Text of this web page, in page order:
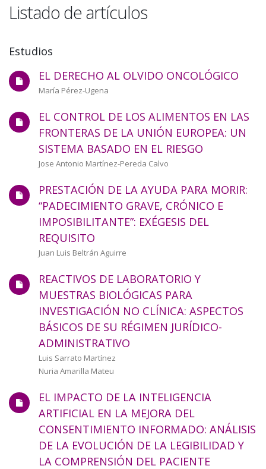
Listado de artículos
Estudios
Estudio EL DERECHO AL OLVIDO ONCOLÓGICO
Autor/a
María Pérez-Ugena
EL CONTROL DE LOS ALIMENTOS EN LAS
FRONTERAS DE LA UNIÓN EUROPEA: UN
SISTEMA BASADO EN EL RIESGO
Autor/a
Jose Antonio Martínez-Pereda Calvo
PRESTACIÓN DE LA AYUDA PARA MORIR:
“PADECIMIENTO GRAVE, CRÓNICO E
IMPOSIBILITANTE”: EXÉGESIS DEL
REQUISITO
Autor/a
Juan Luis Beltrán Aguirre
REACTIVOS DE LABORATORIO Y
MUESTRAS BIOLÓGICAS PARA
INVESTIGACIÓN NO CLÍNICA: ASPECTOS
BÁSICOS DE SU RÉGIMEN JURÍDICO-
ADMINISTRATIVO
Autor/a
Luis Sarrato Martínez
Nuria Amarilla Mateu
EL IMPACTO DE LA INTELIGENCIA
ARTIFICIAL EN LA MEJORA DEL
CONSENTIMIENTO INFORMADO: ANÁLISIS
DE LA EVOLUCIÓN DE LA LEGIBILIDAD Y
LA COMPRENSIÓN DEL PACIENTE